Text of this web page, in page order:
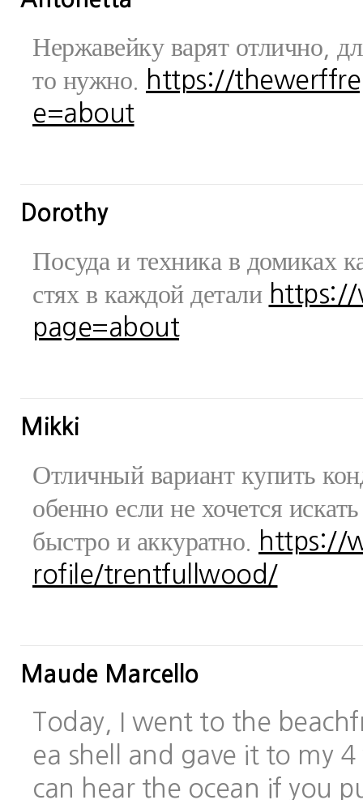
Нержавейку варят отлично,
то нужно.
https://
e=about
Dorothy
Посуда и техника в домиках
стях в каждой детали https://
page=about
Mikki
Отличный вариант купить
обенно если не хочется
быстро и аккуратно.
https://
rofile/trentfullwood/
Maude Marcello
Today, I went to the
ea shell and gave it to my
can hear the ocean if you